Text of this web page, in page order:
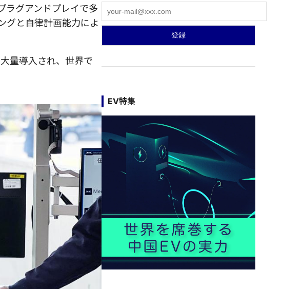
ラグアンドプレイで多
グと自律計画能力によ
量導入され、世界で
EV特集